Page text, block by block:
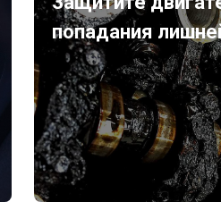
попадания